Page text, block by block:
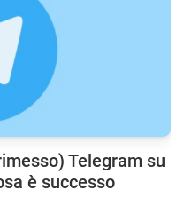
Telegram su
è successo